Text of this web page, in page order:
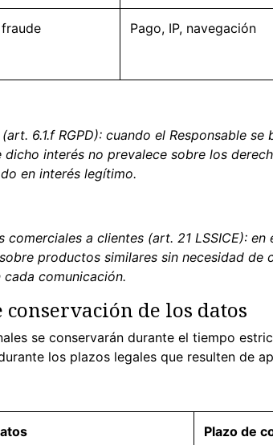
Pago, IP, navegación
6.1.f RGPD): cuando el Responsable
dicho interés no prevalece sobre los
en interés legítimo.
comerciales a clientes (art. 21 LSSICE):
productos similares sin necesidad
comunicación.
conservación de los datos
se conservarán durante el tiempo
los plazos legales que resulten de
Plazo de